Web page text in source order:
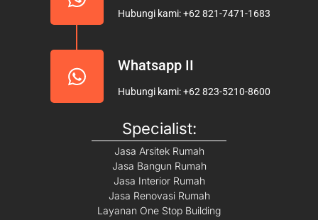
Hubungi kami: +62 821-7471-1683
Whatsapp II
Hubungi kami: +62 823-5210-8600
Specialist:
Jasa Arsitek Rumah
Jasa Bangun Rumah
Jasa Interior Rumah
Jasa Renovasi Rumah
Layanan One Stop Building